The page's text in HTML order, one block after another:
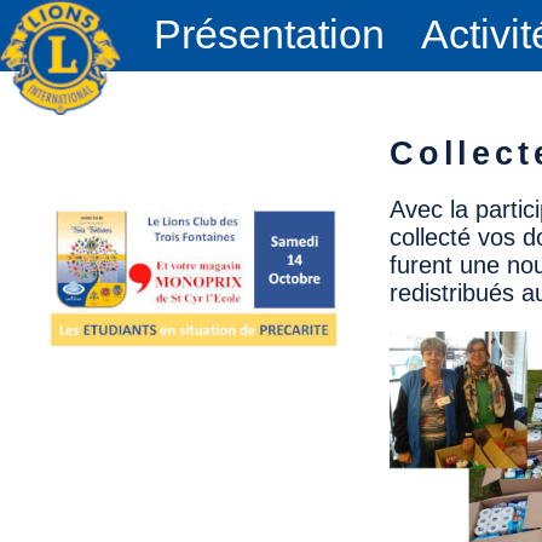
Présentation
Avec la
collecté vos
furent une
redistribués